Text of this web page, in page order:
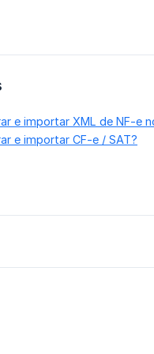
e importar XML de NF-e
e importar CF-e / SAT?